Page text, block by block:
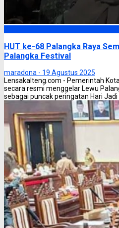
HUT ke-68 Palangka Raya
Palangka Festival
maradona - 19 Agustus 2025
Lensakalteng.com - Pemerintah
secara resmi menggelar Lewu
sebagai puncak peringatan Hari Jadi